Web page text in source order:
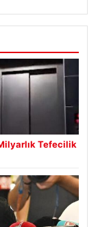
Tefecilik